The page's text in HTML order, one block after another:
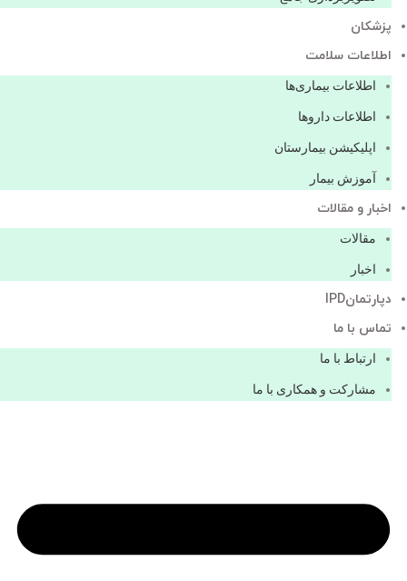
پزشكان
اطلاعات سلامت
اطلاعات بیماری‌ها
اطلاعات دارو‌ها
اپليكيشن بيمارستان
آموزش بیمار
اخبار و مقالات
مقالات
اخبار
دپارتمانIPD
تماس با ما
ارتباط با ما
مشاركت و همكاری با ما